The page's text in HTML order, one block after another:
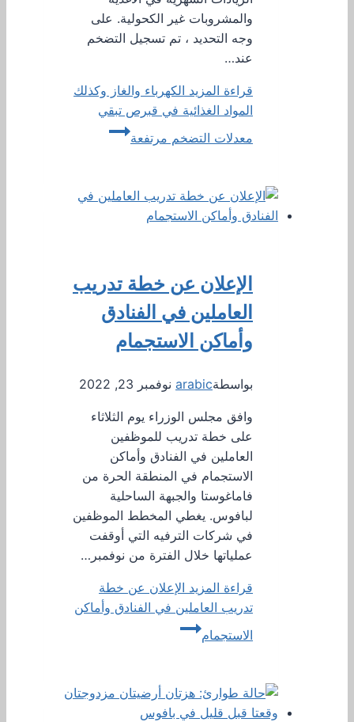
والمشروبات غير الكحولية. على
وجه التحديد ، تم تسجيل التضخم
عند…
قراءة المزيد الكهرباء والغاز وكذلك
المواد الغذائية في قبرص تبقي
معدلات التضخم مرتفعة
الإعلان عن خطة تدريب
العاملين في الفنادق
وأماكن الاستجمام
بواسطةarabic نوفمبر 23, 2022
وافق مجلس الوزراء يوم الثلاثاء
على خطة تدريب للموظفين
العاملين في الفنادق وأماكن
الاستجمام في المنطقة الحرة من
فاماغوستا والجبهة الساحلية
لبافوس. يغطي المخطط الموظفين
في شركات الترفيه التي أوقفت
عملياتها خلال الفترة من نوفمبر…
قراءة المزيد الإعلان عن خطة
تدريب العاملين في الفنادق وأماكن
الاستجمام